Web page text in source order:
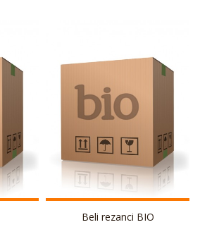
Beli rezanci BIO